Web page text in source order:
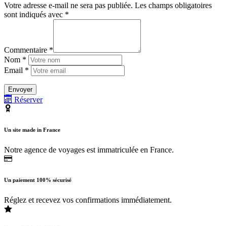
Votre adresse e-mail ne sera pas publiée. Les champs obligatoires
sont indiqués avec *
Commentaire *
Nom *
Email *
Réserver
Un site made in France
Notre agence de voyages est immatriculée en France.
Un paiement 100% sécurisé
Réglez et recevez vos confirmations immédiatement.